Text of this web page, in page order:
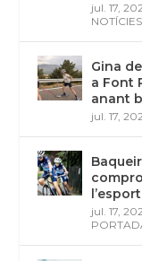
jul. 17,
NOTÍCIES
Gina
a Font
anant
jul. 17,
jul. 17,